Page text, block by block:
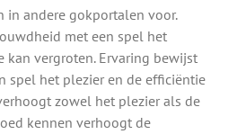
in andere gokportalen voor.
met een spel het
kan vergroten. Ervaring bewijst
spel het plezier en de efficiëntie
zowel het plezier als de
kennen verhoogt de